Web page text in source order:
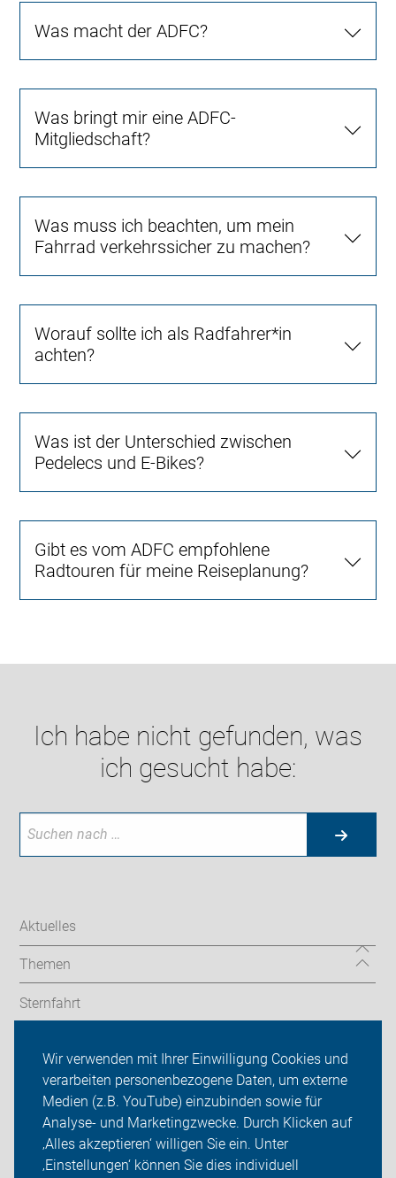
Wir verwenden mit Ihrer Einwilligung Cookies und
verarbeiten personenbezogene Daten, um externe
Medien (z.B. YouTube) einzubinden sowie für
Analyse- und Marketingzwecke. Durch Klicken auf
‚Alles akzeptieren‘ willigen Sie ein. Unter
‚Einstellungen‘ können Sie dies individuell
Was macht der ADFC?
Was bringt mir eine ADFC-
Mitgliedschaft?
Was muss ich beachten, um mein
Fahrrad verkehrssicher zu machen?
Worauf sollte ich als Radfahrer*in
achten?
Was ist der Unterschied zwischen
Pedelecs und E-Bikes?
Gibt es vom ADFC empfohlene
Radtouren für meine Reiseplanung?
Ich habe nicht gefunden, was
ich gesucht habe:
Aktuelles
Themen
Sternfahrt
ADFC Berlin
Sei dabei
Presse